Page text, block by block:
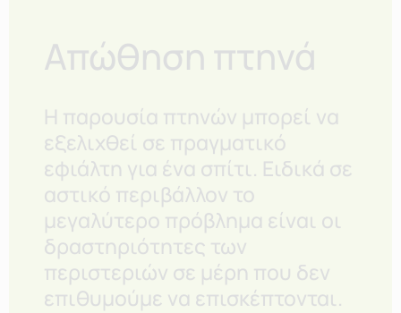
Απώθηση πτηνά
Η παρουσία πτηνών μπορεί να
εξελιχθεί σε πραγματικό
εφιάλτη για ένα σπίτι. Ειδικά σε
αστικό περιβάλλον το
μεγαλύτερο πρόβλημα είναι οι
δραστηριότητες των
περιστεριών σε μέρη που δεν
επιθυμούμε να επισκέπτονται.